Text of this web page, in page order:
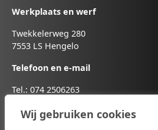
Wij gebruiken cookies
Werkplaats en werf
Twekkelerweg 280
7553 LS Hengelo
Telefoon en e-mail
Tel.: 074 2506263